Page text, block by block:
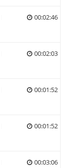
00:02:46
00:02:03
00:01:52
00:01:52
00:03:06